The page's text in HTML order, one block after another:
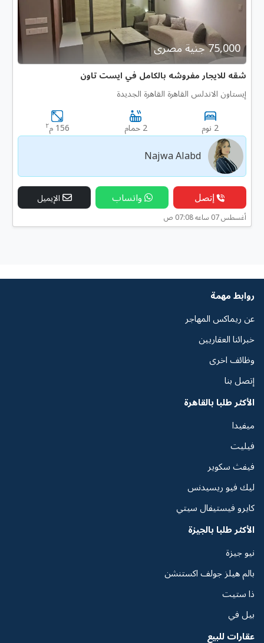
75,000 جنية مصرى
شقه للايجار مفروشه بالكامل في ايست تاون
إيستاون الاندلس القاهرة القاهرة الجديدة
2 نوم 2 حمام 156 م ٢
Najwa Alabd
إتصل واتساب الإيميل
أغسطس 07 ساعه 07:08 ص
روابط مهمة
عن ريماكس المهاجر
خبرائنا العقاريين
وظائف اخرى
إتصل بنا
الأكثر طلبا بالقاهرة
ميفيدا
فيليت
فيفث سكوير
ليك فيو ريسيدنس
كايرو فيستيفال سيتي
الأكثر طلبا بالجيزة
نيو جيزة
بالم هيلز جولف اكستنشن
ذا ستيت
بيل في
عقارات للبيع